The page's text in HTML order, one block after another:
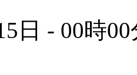
日 - 00時